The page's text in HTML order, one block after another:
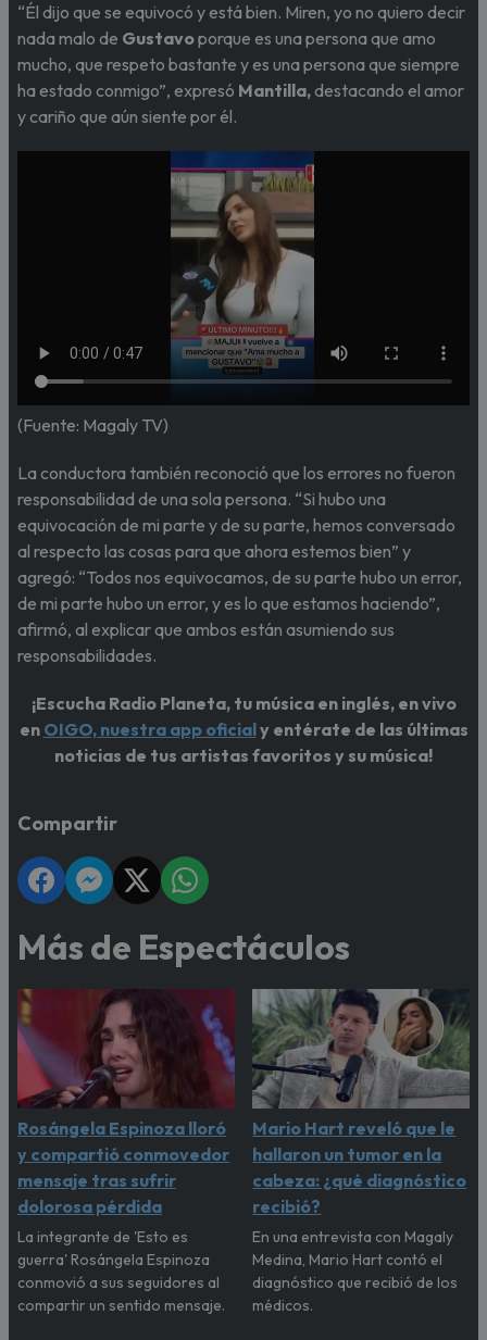
“Él dijo que se equivocó y está bien. Miren, yo no quiero decir
nada malo de Gustavoporque es una persona que amo
mucho, que respeto bastante y es una persona que siempre
ha estado conmigo”, expresó Mantilla,destacando el amor
y cariño que aún siente por él.
(Fuente: Magaly TV)
La conductora también reconoció que los errores no fueron
responsabilidad de una sola persona. “Si hubo una
equivocación de mi parte y de su parte, hemos conversado
al respecto las cosas para que ahora estemos bien” y
agregó: “Todos nos equivocamos, de su parte hubo un error,
de mi parte hubo un error, y es lo que estamos haciendo”,
afirmó, al explicar que ambos están asumiendo sus
responsabilidades.
¡Escucha Radio Planeta, tu música en inglés, en vivo
en OIGO, nuestra app oficialy entérate de las últimas
noticias de tus artistas favoritos y su música!
Compartir
Más de Espectáculos
Rosángela Espinoza lloró
y compartió conmovedor
mensaje tras sufrir
dolorosa pérdida
La integrante de 'Esto es
guerra' Rosángela Espinoza
conmovió a sus seguidores al
compartir un sentido mensaje.
Mario Hart reveló que le
hallaron un tumor en la
cabeza: ¿qué diagnóstico
recibió?
En una entrevista con Magaly
Medina, Mario Hart contó el
diagnóstico que recibió de los
médicos.